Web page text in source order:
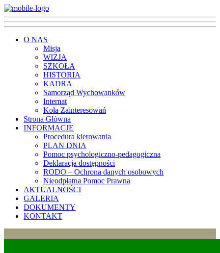
O NAS
Misja
WIZJA
SZKOŁA
HISTORIA
KADRA
Samorząd Wychowanków
Internat
Koła Zainteresowań
Strona Główna
INFORMACJE
Procedura kierowania
PLAN DNIA
Pomoc psychologiczno-pedagogiczna
Deklaracja dostępności
RODO – Ochrona danych osobowych
Nieodpłatna Pomoc Prawna
AKTUALNOŚCI
GALERIA
DOKUMENTY
KONTAKT